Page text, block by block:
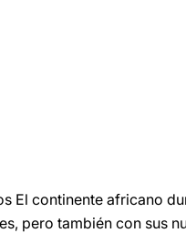
El continente africano
pero también con sus